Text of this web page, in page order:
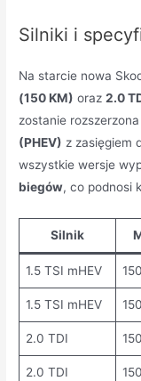
Silniki i
Na starcie nowa
(150 KM) oraz2.0
zostanie
(PHEV) z zasięgiem
wszystkie wersje
biegów, co podnosi
Silnik
1.5 TSI mHEV
1.5 TSI mHEV
2.0 TDI
2.0 TDI